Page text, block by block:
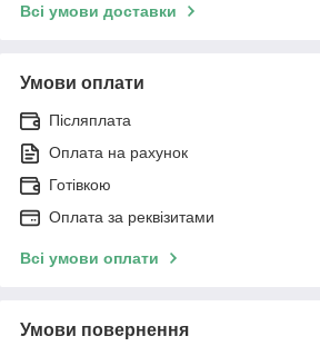
Всі умови доставки
Умови оплати
Післяплата
Оплата на рахунок
Готівкою
Оплата за реквізитами
Всі умови оплати
Умови повернення